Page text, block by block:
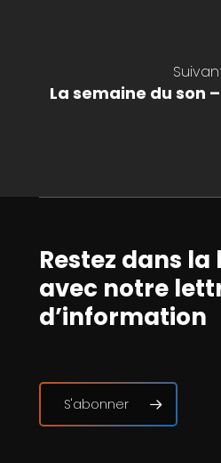
La semaine du son
Restez dans la
avec notre
d’information
S'abonner